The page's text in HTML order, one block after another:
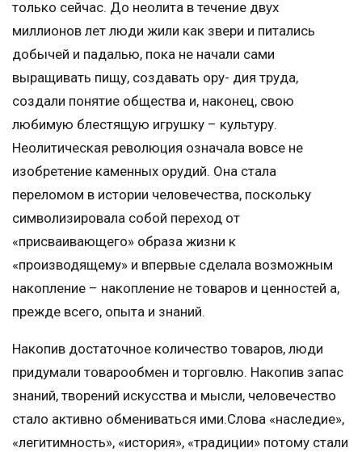
только сейчас. До неолита в течение двух
миллионов лет люди жили как звери и питались
добычей и падалью, пока не начали сами
выращивать пищу, создавать ору- дия труда,
создали понятие общества и, наконец, свою
любимую блестящую игрушку – культуру.
Неолитическая революция означала вовсе не
изобретение каменных орудий. Она стала
переломом в истории человечества, поскольку
символизировала собой переход от
«присваивающего» образа жизни к
«производящему» и впервые сделала возможным
накопление – накопление не товаров и ценностей а,
прежде всего, опыта и знаний.
Накопив достаточное количество товаров, люди
придумали товарообмен и торговлю. Накопив запас
знаний, творений искусства и мысли, человечество
стало активно обмениваться ими.Слова «наследие»,
«легитимность», «история», «традиции» потому стали